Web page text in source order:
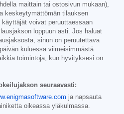
maittain tai ostosivun mukaan),
keskeytymättömän tilauksen
voivat peruuttaessaan
loppuun asti. Jos haluat
sinun on peruutettava
kuluessa viimeisimmästä
toimintoja, kun hyvityksesi on
seuraavasti:
ja napsauta
oikeassa yläkulmassa.